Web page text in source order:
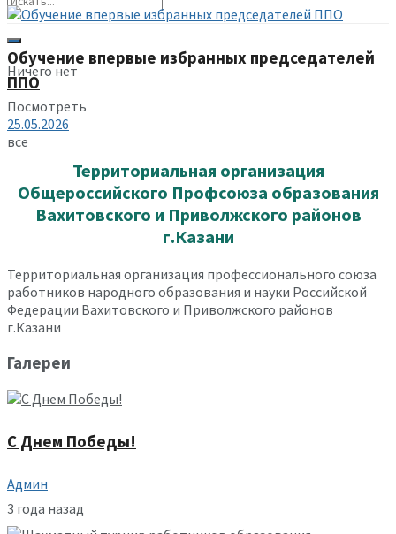
Ничего нет
Посмотреть
все
Обучение впервые избранных председателей
ППО
25.05.2026
Территориальная организация
Общероссийского Профсоюза образования
Вахитовского и Приволжского районов
г.Казани
Территориальная организация профессионального союза
работников народного образования и науки Российской
Федерации Вахитовского и Приволжского районов
г.Казани
Галереи
С Днем Победы!
Админ
3 года назад